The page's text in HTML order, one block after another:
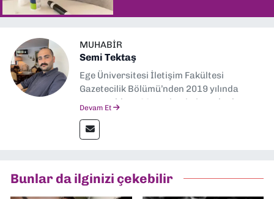
MUHABIR
Semi Tektaş
Ege Üniversitesi İletişim Fakültesi
Gazetecilik Bölümü’nden 2019 yılında
mezun oldum. Mezuniyetimin ardından
Gazetesi gibi yayınlarda görev alarak
gazetecilik kariyerime başladım. Şubat
muhabirliği yapıyorum.
Devam Et
Bunlar da ilginizi çekebilir